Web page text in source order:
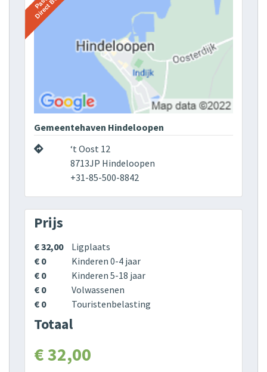
Gemeentehaven Hindeloopen
‘t Oost 12
8713JP Hindeloopen
+31-85-500-8842
Prijs
€ 32,00
Ligplaats
€ 0
Kinderen 0-4 jaar
€ 0
Kinderen 5-18 jaar
€ 0
Volwassenen
€ 0
Touristenbelasting
Totaal
€ 32,00